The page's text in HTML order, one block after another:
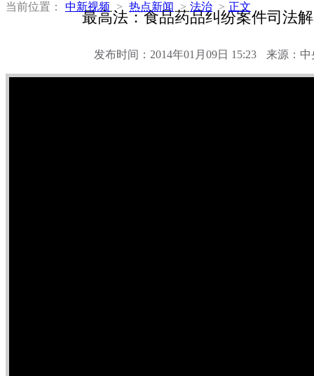
当前位置： 中新视频 > 热点新闻 > 法治 > 正文
最高法：食品药品纠纷案件司法
发布时间：2014年01月09日 15:23 来源：中